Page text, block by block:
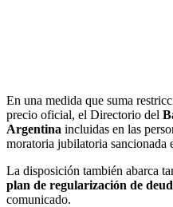
En una medida que suma
precio oficial, el Directorio del
Argentina incluidas en las
moratoria jubilatoria sancionada
La disposición también abarca
plan de regularización de
comunicado.